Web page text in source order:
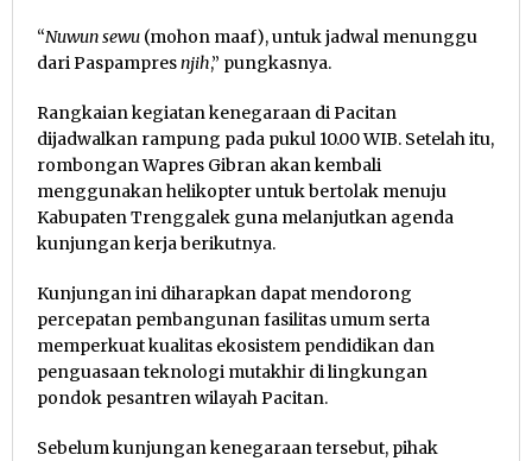
“Nuwun sewu (mohon maaf), untuk jadwal menunggu
dari Paspampresnjih,” pungkasnya.
Rangkaian kegiatan kenegaraan di Pacitan
dijadwalkan rampung pada pukul 10.00 WIB. Setelah itu,
rombongan Wapres Gibran akan kembali
menggunakan helikopter untuk bertolak menuju
Kabupaten Trenggalek guna melanjutkan agenda
kunjungan kerja berikutnya.
Kunjungan ini diharapkan dapat mendorong
percepatan pembangunan fasilitas umum serta
memperkuat kualitas ekosistem pendidikan dan
penguasaan teknologi mutakhir di lingkungan
pondok pesantren wilayah Pacitan.
Sebelum kunjungan kenegaraan tersebut, pihak